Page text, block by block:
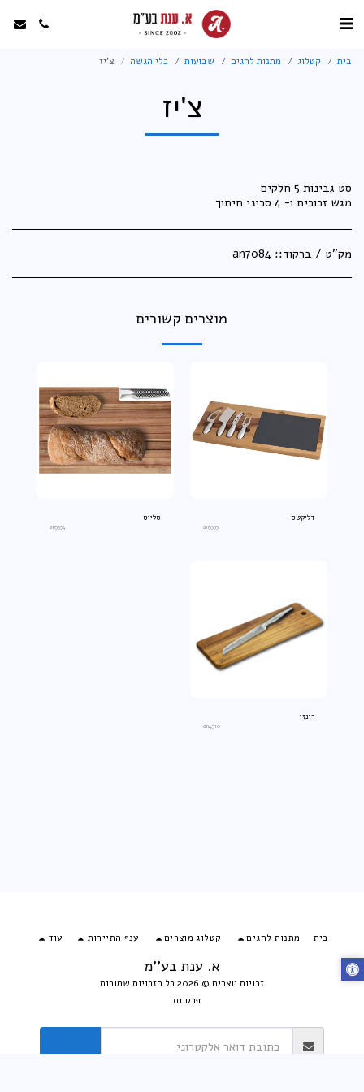
בית קטלוג מתנות לחגים שבועות כלי הגשה צ'יז
צ'יז
מגש זכוכית ו- 4 סכיני חיתוך
מק"ט / ברקוד:: an7084
מוצרים קשורים
דליקטס
an5355
סלייס
an5354
רינזי
an4510
א. ענת בע''מ
זכויות יוצרים © 2026 כל הזכויות שמורות
פרטיות
בית מתנות לחגים קטלוג מוצרים ענף התיירות עוד